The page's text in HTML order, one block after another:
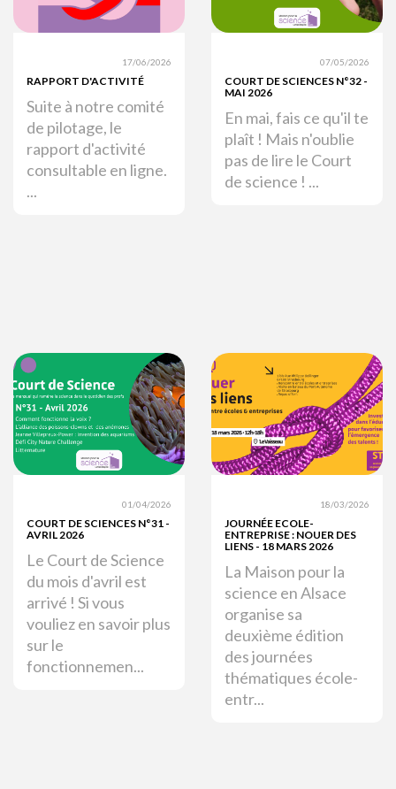
17/06/2026
RAPPORT D'ACTIVITÉ
Suite à notre comité
de pilotage, le
rapport d'activité
consultable en ligne.
...
07/05/2026
COURT DE SCIENCES N°32 -
MAI 2026
En mai, fais ce qu'il te
plaît ! Mais n'oublie
pas de lire le Court
de science ! ...
01/04/2026
COURT DE SCIENCES N°31 -
AVRIL 2026
Le Court de Science
du mois d'avril est
arrivé ! Si vous
vouliez en savoir plus
sur le
fonctionnemen...
18/03/2026
JOURNÉE ECOLE-
ENTREPRISE : NOUER DES
LIENS - 18 MARS 2026
La Maison pour la
science en Alsace
organise sa
deuxième édition
des journées
thématiques école-
entr...